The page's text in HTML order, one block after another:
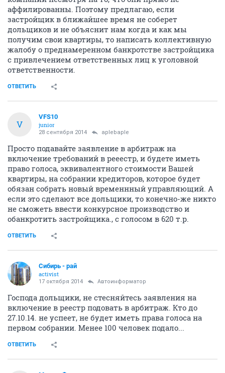
аффилированны. Поэтому предлагаю, если
застройщик в ближайшее время не соберет
дольщиков и не объяснит нам когда и как мы
получим свои квартиры, то написать коллективную
жалобу о преднамеренном банкротстве застройщика
с привлечением ответственных лиц к уголовной
ответственности.
ОТВЕТИТЬ
V
VFS10
junior
28 сентября 2014 aplebaple
Просто подавайте заявление в арбитраж на
включение требований в рееестр, и будете иметь
право голоса, эквивалентного стоимости Вашей
квартиры, на собрании кредиторов, которое будет
обязан собрать новый временнный управляющий. А
если это сделают все дольщики, то конечно-же никто
не сможеть ввести конкурсное производство и
обанкротить застройщика., с голосом в 620 т.р.
ОТВЕТИТЬ
Сибирь - рай
activist
17 октября 2014 Автоинформатор
Господа дольщики, не стесняйтесь заявления на
включение в реестр подовать в арбитраж. Кто до
27.10.14. не успеет, не будет иметь права голоса на
первом собрании. Менее 100 человек подало...
ОТВЕТИТЬ